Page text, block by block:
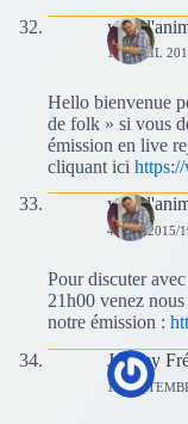
yves
19 AVRIL
Hello bienvenue
de folk » si vous
émission en live
cliquant ici
yves
4 MAI 2015/
Pour discuter
21h00 venez
notre émission :
Jérémy
13